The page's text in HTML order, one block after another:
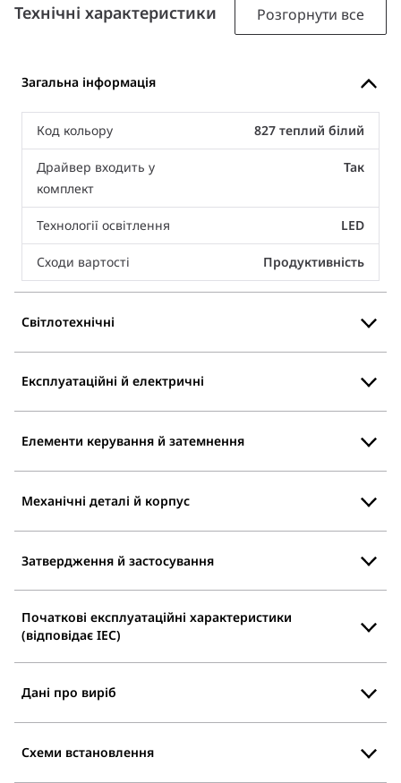
Технічні характеристики Розгорнути все
Загальна інформація
Код кольору 827 теплий білий
Драйвер входить у
комплект
Так
Технології освітлення LED
Сходи вартості Продуктивність
Світлотехнічні
Експлуатаційні й електричні
Елементи керування й затемнення
Механічні деталі й корпус
Затвердження й застосування
Початкові експлуатаційні характеристики
(відповідає IEC)
Дані про виріб
Схеми встановлення